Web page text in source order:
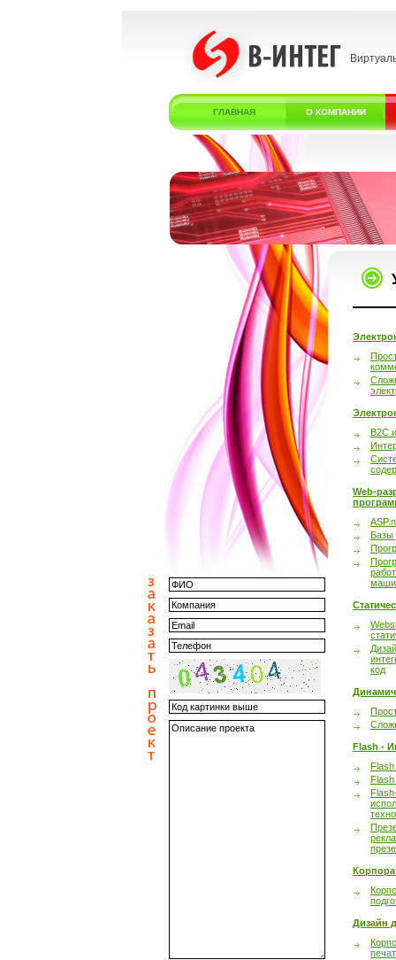
ГЛАВНАЯ О КОМПАНИИ
B2C
Web-
Базы
код
Flash -
Flash
Дизайн